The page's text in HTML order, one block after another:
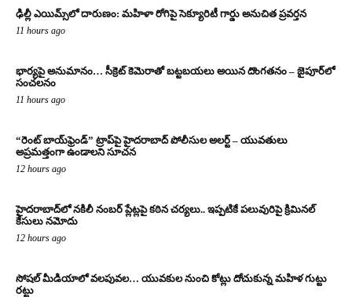
ఢిల్లీ ఎయిమ్స్‌లో దారుణం: మహిళా రోగిపై సెక్యూరిటీ గార్డు అనుచిత ప్రవర్తన
11 hours ago
భార్యపై అనుమానం… సీక్రెట్ కెమెరాతో బట్టబయలు అయిన దొంగతనం – జైపూర్‌లో
సంచలనం
11 hours ago
“రెంట్ బాయ్‌ఫ్రెండ్” ట్రాప్‌పై హైదరాబాద్ పోలీసుల అలర్ట్ – యువతులు
అప్రమత్తంగా ఉండాలని సూచన
12 hours ago
హైదరాబాద్‌లో నకిలీ నంబర్ ప్లేట్లపై కఠిన చర్యలు.. ఇప్పటికే పలువురిపై క్రిమినల్
కేసులు నమోదు
12 hours ago
సోషల్ మీడియాలో వలపువల… యువకుల నుంచి కోట్లు దోచుకున్న మహిళ గుట్టు
రట్టు